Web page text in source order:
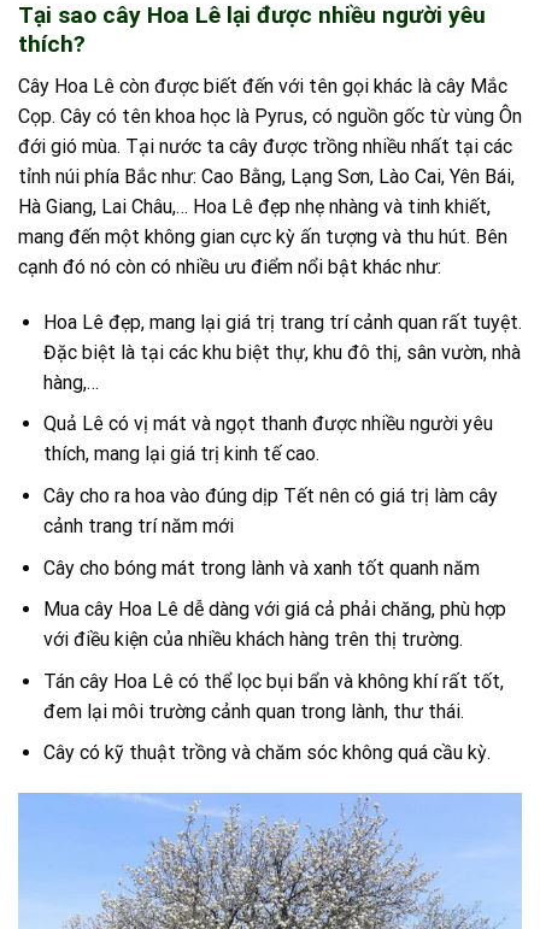
Tại sao cây Hoa Lê lại được nhiều người yêu
thích?
Cây Hoa Lê còn được biết đến với tên gọi khác là cây Mắc
Cọp. Cây có tên khoa học là Pyrus, có nguồn gốc từ vùng Ôn
đới gió mùa. Tại nước ta cây được trồng nhiều nhất tại các
tỉnh núi phía Bắc như: Cao Bằng, Lạng Sơn, Lào Cai, Yên Bái,
Hà Giang, Lai Châu,… Hoa Lê đẹp nhẹ nhàng và tinh khiết,
mang đến một không gian cực kỳ ấn tượng và thu hút. Bên
cạnh đó nó còn có nhiều ưu điểm nổi bật khác như:
Hoa Lê đẹp, mang lại giá trị trang trí cảnh quan rất tuyệt.
Đặc biệt là tại các khu biệt thự, khu đô thị, sân vườn, nhà
hàng,…
Quả Lê có vị mát và ngọt thanh được nhiều người yêu
thích, mang lại giá trị kinh tế cao.
Cây cho ra hoa vào đúng dịp Tết nên có giá trị làm cây
cảnh trang trí năm mới
Cây cho bóng mát trong lành và xanh tốt quanh năm
Mua cây Hoa Lê dễ dàng với giá cả phải chăng, phù hợp
với điều kiện của nhiều khách hàng trên thị trường.
Tán cây Hoa Lê có thể lọc bụi bẩn và không khí rất tốt,
đem lại môi trường cảnh quan trong lành, thư thái.
Cây có kỹ thuật trồng và chăm sóc không quá cầu kỳ.